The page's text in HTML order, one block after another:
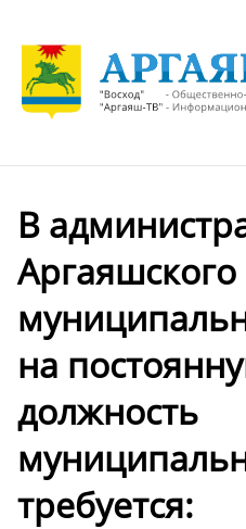
В
Аргаяшского
на
должность
требуется: